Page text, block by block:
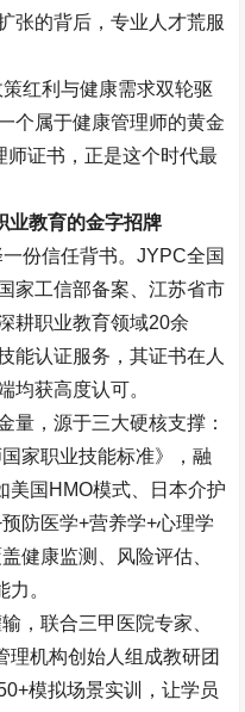
张的背后，专业人才荒服
红利与健康需求双轮驱
个属于健康管理师的黄金
师证书，正是这个时代最
业教育的金字招牌
份信任背书。 JYPC全国
家工信部备案、江苏省市
耕职业教育领域20余
能认证服务，其证书在人
均获高度认可。
量，源于三大硬核支撑：
家职业技能标准》，融
美国 HMO模式、日本介护
预防医学+营养学+心理学
健康监测、风险评估、
。
，联合三甲医院专家、
理机构创始人组成教研团
模拟场景实训，让学员